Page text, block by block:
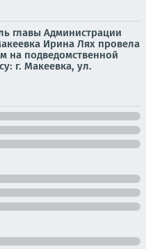
главы Администрации
Ирина Лях провела
на подведомственной
г. Макеевка, ул.